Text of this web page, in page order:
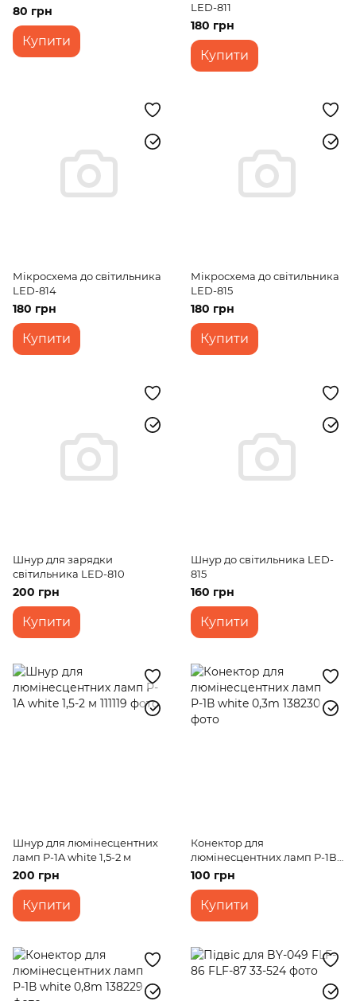
80 грн
Купити
LED-811
180 грн
Купити
Мікросхема до світильника
LED-814
180 грн
Купити
Мікросхема до світильника
LED-815
180 грн
Купити
Шнур для зарядки
світильника LED-810
200 грн
Купити
Шнур до світильника LED-
815
160 грн
Купити
Шнур для люмінесцентних
ламп P-1A white 1,5-2 м
200 грн
Купити
Конектор для
люмінесцентних ламп Р-1В
white 0,3m
100 грн
Купити